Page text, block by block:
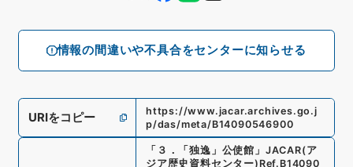
情報の間違いや不具合をセンターに知らせる
URIをコピー
https://www.jacar.archives.go.j
p/das/meta/B14090546900
「 ３．「独逸」公使館 」 JACAR(ア
ジア歴史資料センター) Ref. B14090